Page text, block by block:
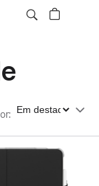
: Ordenar por